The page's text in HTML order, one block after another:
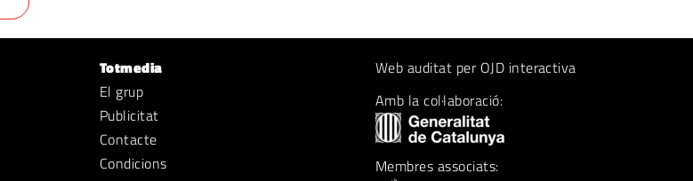
Totmedia
El grup
Publicitat
Contacte
Condicions
Web auditat per OJD interactiva
Amb la col·laboració:
Membres associats: